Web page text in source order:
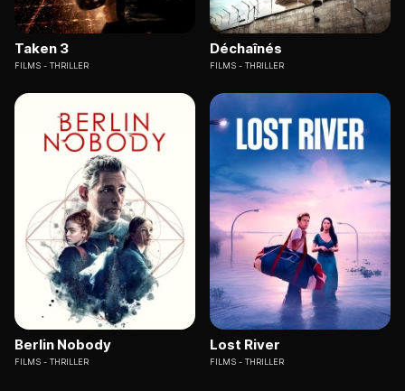
Taken 3
FILMS THRILLER
Déchaînés
FILMS THRILLER
Berlin Nobody
FILMS THRILLER
Lost River
FILMS THRILLER